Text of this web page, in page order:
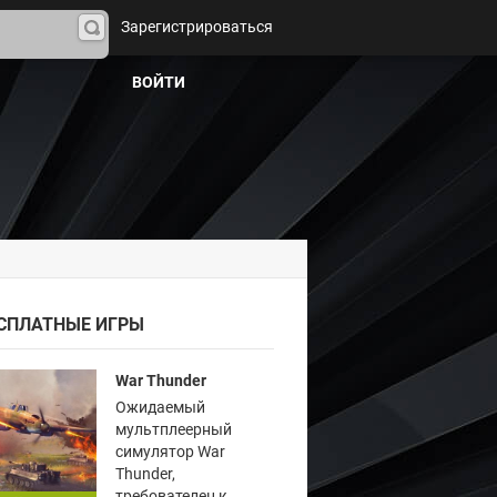
На
йти
Зарегистрироваться
ВОЙТИ
ИГРЫ
War Thunder
Ожидаемый
мультплеерный
симулятор War
Thunder,